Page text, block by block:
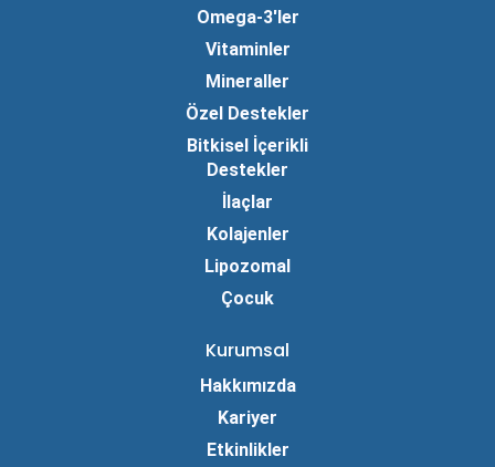
Omega-3'ler
Vitaminler
Mineraller
Özel Destekler
Bitkisel İçerikli
Destekler
İlaçlar
Kolajenler
Lipozomal
Çocuk
Kurumsal
Hakkımızda
Kariyer
Etkinlikler